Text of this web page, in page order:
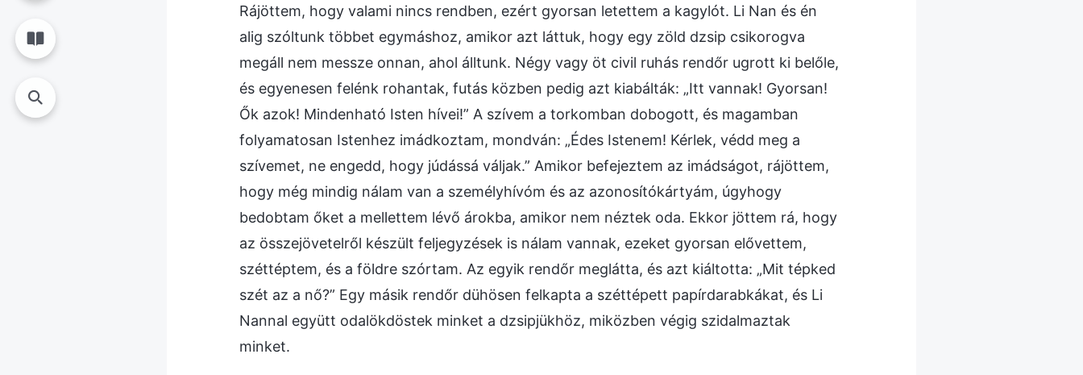
Rájöttem, hogy valami nincs rendben, ezért gyorsan letettem a kagylót. Li Nan és én
alig szóltunk többet egymáshoz, amikor azt láttuk, hogy egy zöld dzsip csikorogva
megáll nem messze onnan, ahol álltunk. Négy vagy öt civil ruhás rendőr ugrott ki belőle,
és egyenesen felénk rohantak, futás közben pedig azt kiabálták: „Itt vannak! Gyorsan!
Ők azok! Mindenható Isten hívei!” A szívem a torkomban dobogott, és magamban
folyamatosan Istenhez imádkoztam, mondván: „Édes Istenem! Kérlek, védd meg a
szívemet, ne engedd, hogy júdássá váljak.” Amikor befejeztem az imádságot, rájöttem,
hogy még mindig nálam van a személyhívóm és az azonosítókártyám, úgyhogy
bedobtam őket a mellettem lévő árokba, amikor nem néztek oda. Ekkor jöttem rá, hogy
az összejövetelről készült feljegyzések is nálam vannak, ezeket gyorsan elővettem,
széttéptem, és a földre szórtam. Az egyik rendőr meglátta, és azt kiáltotta: „Mit tépked
szét az a nő?” Egy másik rendőr dühösen felkapta a széttépett papírdarabkákat, és Li
Nannal együtt odalökdöstek minket a dzsipjükhöz, miközben végig szidalmaztak
minket.